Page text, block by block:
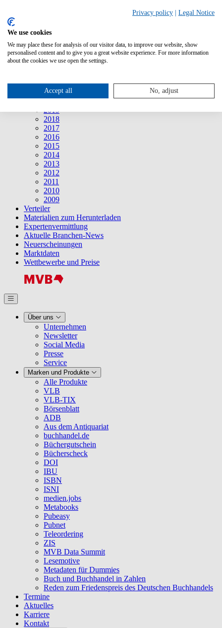
Mitteilungen
2026
2025
2024
2022
2021
2020
2019
2018
2017
2016
2015
2014
2013
2012
2011
2010
2009
Verteiler
Materialien zum Herunterladen
Expertenvermittlung
Aktuelle Branchen-News
Neuerscheinungen
Marktdaten
Wettbewerbe und Preise
Über uns
Unternehmen
Newsletter
Social Media
Presse
Service
Marken und Produkte
Alle Produkte
VLB
VLB-TIX
Börsenblatt
ADB
Aus dem Antiquariat
buchhandel.de
Büchergutschein
Bücherscheck
DOI
IBU
ISBN
ISNI
medien.jobs
Metabooks
Pubeasy
Pubnet
Teleordering
ZIS
MVB Data Summit
Lesemotive
Metadaten für Dummies
Buch und Buchhandel in Zahlen
Reden zum Friedenspreis des Deutschen Buchhandels
Termine
Aktuelles
Karriere
Kontakt
Privacy policy Legal Notice
We use cookies
We may place these for analysis of our visitor data, to improve our website, show
personalised content and to give you a great website experience. For more information
about the cookies we use open the settings.
Accept all No, adjust